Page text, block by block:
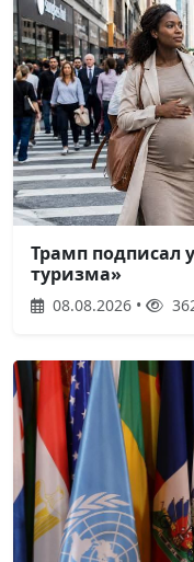
Трамп подписал
туризма»
08.08.2026 •